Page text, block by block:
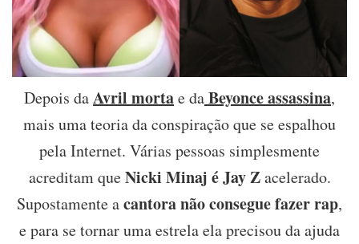
Depois daAvril mortae daBeyonce assassina,
mais uma teoria da conspiração que se espalhou
pela Internet. Várias pessoas simplesmente
acreditam queNicki Minaj é Jay Zacelerado.
Supostamente acantora não consegue fazer rap,
e para se tornar uma estrela ela precisou da ajuda